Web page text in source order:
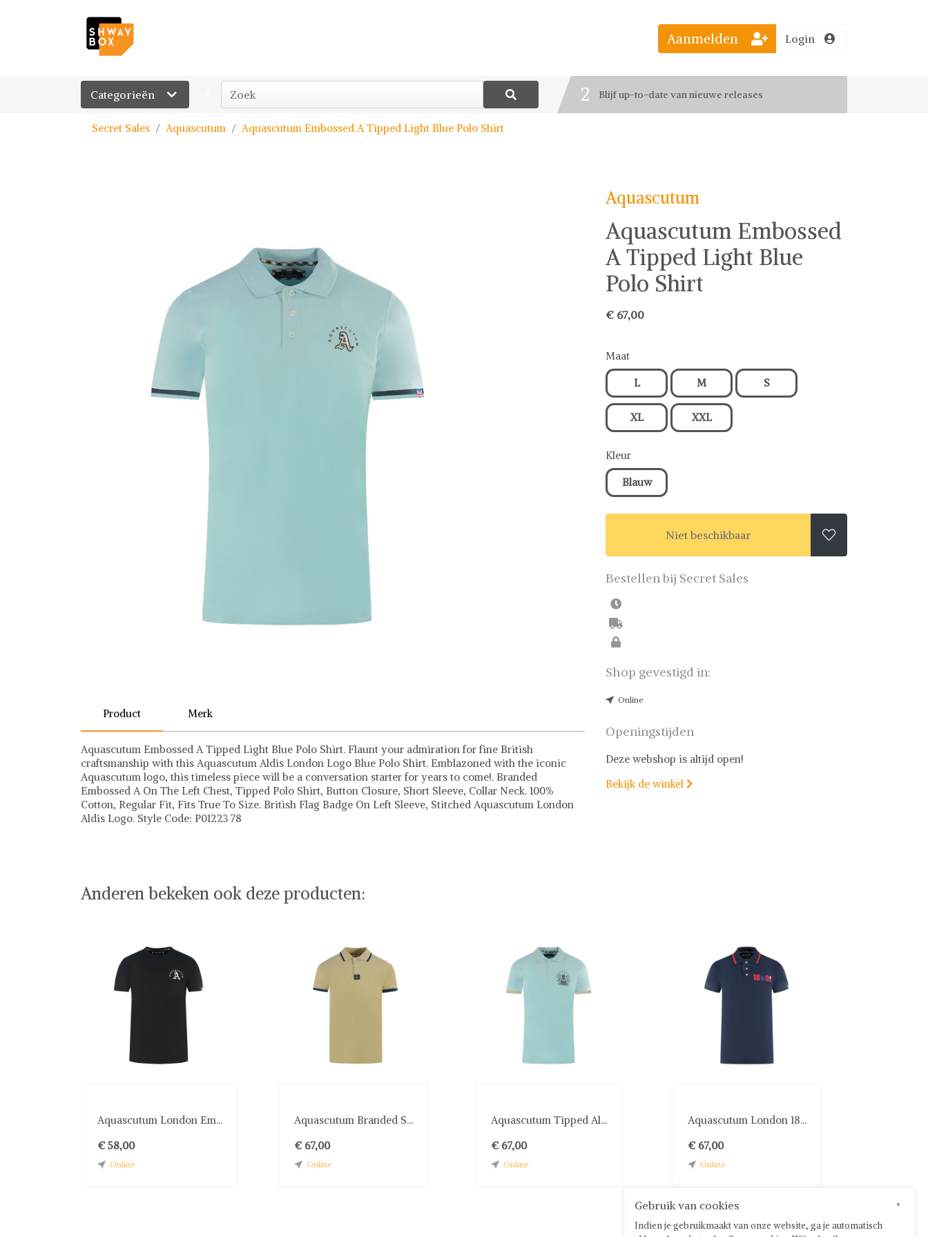
Categorieën
Bestel jouw favoriete looks
2 Blijf up-to-date van nieuwe releases
Aanmelden Login
Secret Sales Aquascutum Aquascutum Embossed A Tipped Light Blue Polo Shirt
Product Merk
Aquascutum Embossed A Tipped Light Blue Polo Shirt. Flaunt your admiration for fine British
craftsmanship with this Aquascutum Aldis London Logo Blue Polo Shirt. Emblazoned with the iconic
Aquascutum logo, this timeless piece will be a conversation starter for years to come!. Branded
Embossed A On The Left Chest, Tipped Polo Shirt, Button Closure, Short Sleeve, Collar Neck. 100%
Cotton, Regular Fit, Fits True To Size. British Flag Badge On Left Sleeve, Stitched Aquascutum London
Aldis Logo. Style Code: P01223 78
Aquascutum
Aquascutum Embossed
A Tipped Light Blue
Polo Shirt
€ 67,00
Maat
L M S
XL XXL
Kleur
Blauw
Niet beschikbaar 
Bestellen bij Secret Sales
Shop gevestigd in:
Online
Openingstijden
Deze webshop is altijd open!
Bekijk de winkel 
Anderen bekeken ook deze producten:
Aquascutum London Em...
€ 58,00
Online
Aquascutum Branded S...
€ 67,00
Online
Aquascutum Tipped Al...
€ 67,00
Online
Aquascutum London 18...
€ 67,00
Online
×
Gebruik van cookies
Indien je gebruikmaakt van onze website, ga je automatisch